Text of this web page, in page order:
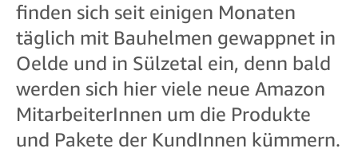
finden sich seit einigen Monaten
täglich mit Bauhelmen gewappnet in
Oelde und in Sülzetal ein, denn bald
werden sich hier viele neue Amazon
MitarbeiterInnen um die Produkte
und Pakete der KundInnen kümmern.